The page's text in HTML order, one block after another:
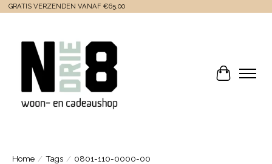
GRATIS VERZENDEN VANAF €65,00
Home / Tags / 0801-110-0000-00